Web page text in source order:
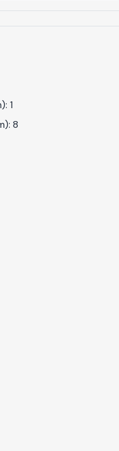
de Tourisme
GR/09791. Le numéro
1
8